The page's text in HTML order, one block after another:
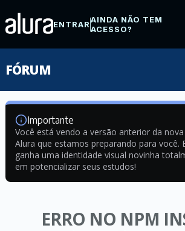
ENTRARAINDA NÃO TEM
ACESSO?
FÓRUM
Importante
Você está vendo a versão anterior da
Alura que estamos preparando para você.
ganha uma identidade visual novinha
em potencializar seus estudos!
ERRO NO NPM